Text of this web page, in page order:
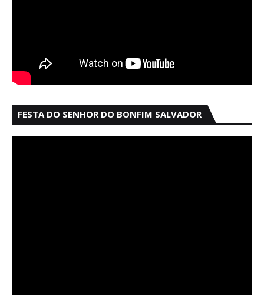
FESTA DO SENHOR DO BONFIM SALVADOR